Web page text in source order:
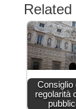
Consiglio
regolarità